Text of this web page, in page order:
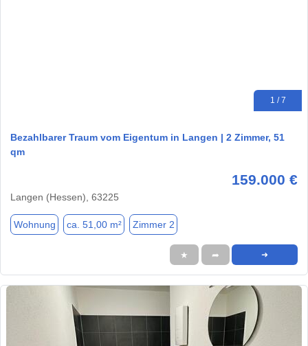
1 / 7
Bezahlbarer Traum vom Eigentum in Langen | 2 Zimmer, 51
qm
159.000 €
Langen (Hessen), 63225
Wohnung ca. 51,00 m² Zimmer 2
★ ➦ ➜